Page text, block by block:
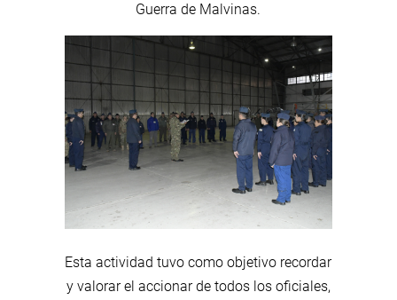
Guerra de Malvinas.
Esta actividad tuvo como objetivo recordar
y valorar el accionar de todos los oficiales,